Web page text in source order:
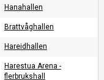
Hanahallen
Brattvåghallen
Hareidhallen
Harestua Arena -
flerbrukshall